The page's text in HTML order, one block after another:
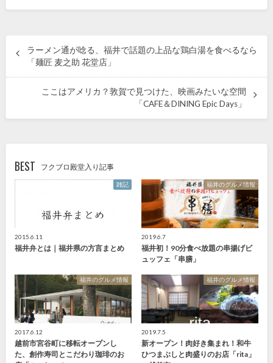
ラーメン通が唸る、福井で話題の上品な鶏白湯を食べるなら
「麺匠 麦之助 花堂店」
ここはアメリカ？敦賀で見つけた、映画みたいな空間
「CAFE＆DINING Epic Days」
BEST フクブロ殿堂入り記事
雑記
2015.6.11
福井弁とは｜福井県の方言まとめ
福井のグルメ情報
2019.6.7
福井初！90分食べ放題の串揚げビ
ュッフェ「串膳」
福井のグルメ情報
2017.6.12
越前市宮谷町に移転オープンし
た、創作寿司とこだわり珈琲のお
福井のグルメ情報
2019.7.5
新オープン！肉好き集まれ！和牛
ひつまぶしと肉盛りのお店「rita」